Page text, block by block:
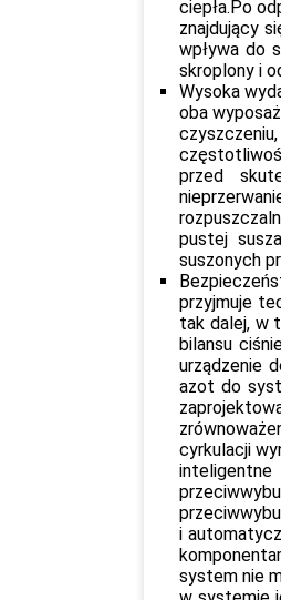
ciepła.Po
znajdujący
wpływa do
skroplony i
Wysoka
oba
przed
pustej
suszonych
przyjmuje
tak dalej, w
bilansu
urządzenie
azot do
cyrkulacji
i
system nie